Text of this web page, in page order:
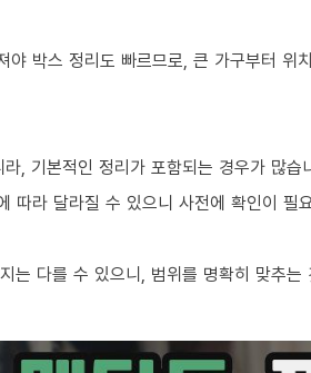
야 박스 정리도 빠르므로, 큰 가구부터 위
, 기본적인 정리가 포함되는 경우가 많습
따라 달라질 수 있으니 사전에 확인이 필
는 다를 수 있으니, 범위를 명확히 맞추는